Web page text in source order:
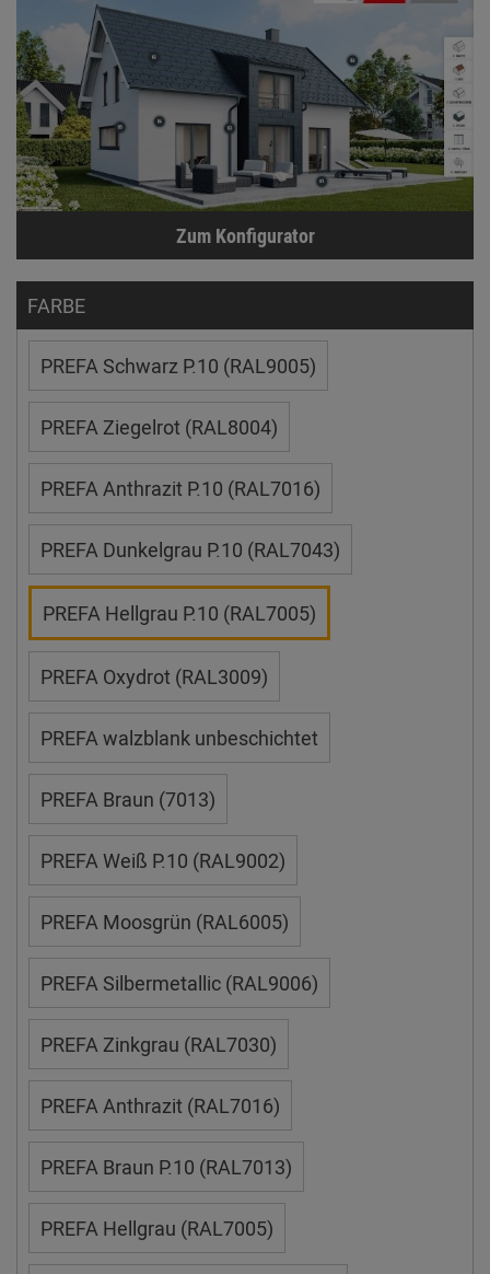
Zum Konfigurator
FARBE
PREFA Schwarz P.10 (RAL9005)
PREFA Ziegelrot (RAL8004)
PREFA Anthrazit P.10 (RAL7016)
PREFA Dunkelgrau P.10 (RAL7043)
PREFA Hellgrau P.10 (RAL7005)
PREFA Oxydrot (RAL3009)
PREFA walzblank unbeschichtet
PREFA Braun (7013)
PREFA Weiß P.10 (RAL9002)
PREFA Moosgrün (RAL6005)
PREFA Silbermetallic (RAL9006)
PREFA Zinkgrau (RAL7030)
PREFA Anthrazit (RAL7016)
PREFA Braun P.10 (RAL7013)
PREFA Hellgrau (RAL7005)